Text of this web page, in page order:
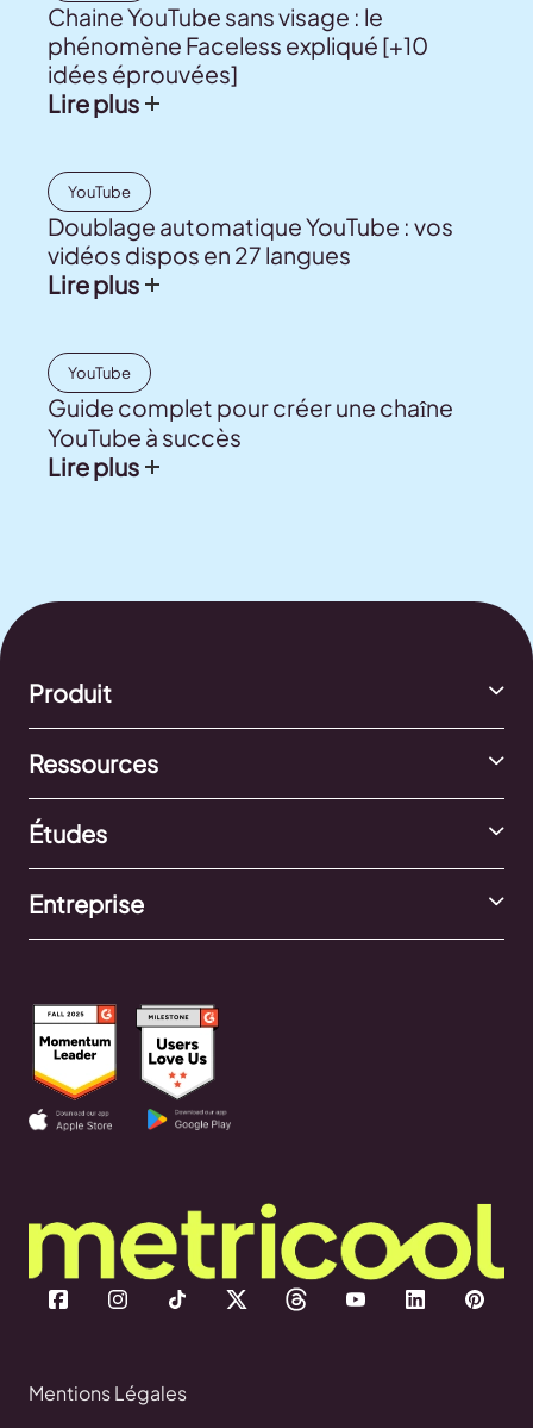
Chaine YouTube sans visage : le
phénomène Faceless expliqué [+10
idées éprouvées]
Lire plus
YouTube
Doublage automatique YouTube : vos
vidéos dispos en 27 langues
Lire plus
YouTube
Guide complet pour créer une chaîne
YouTube à succès
Lire plus
Produit
Ressources
Études
Entreprise
Mentions Légales